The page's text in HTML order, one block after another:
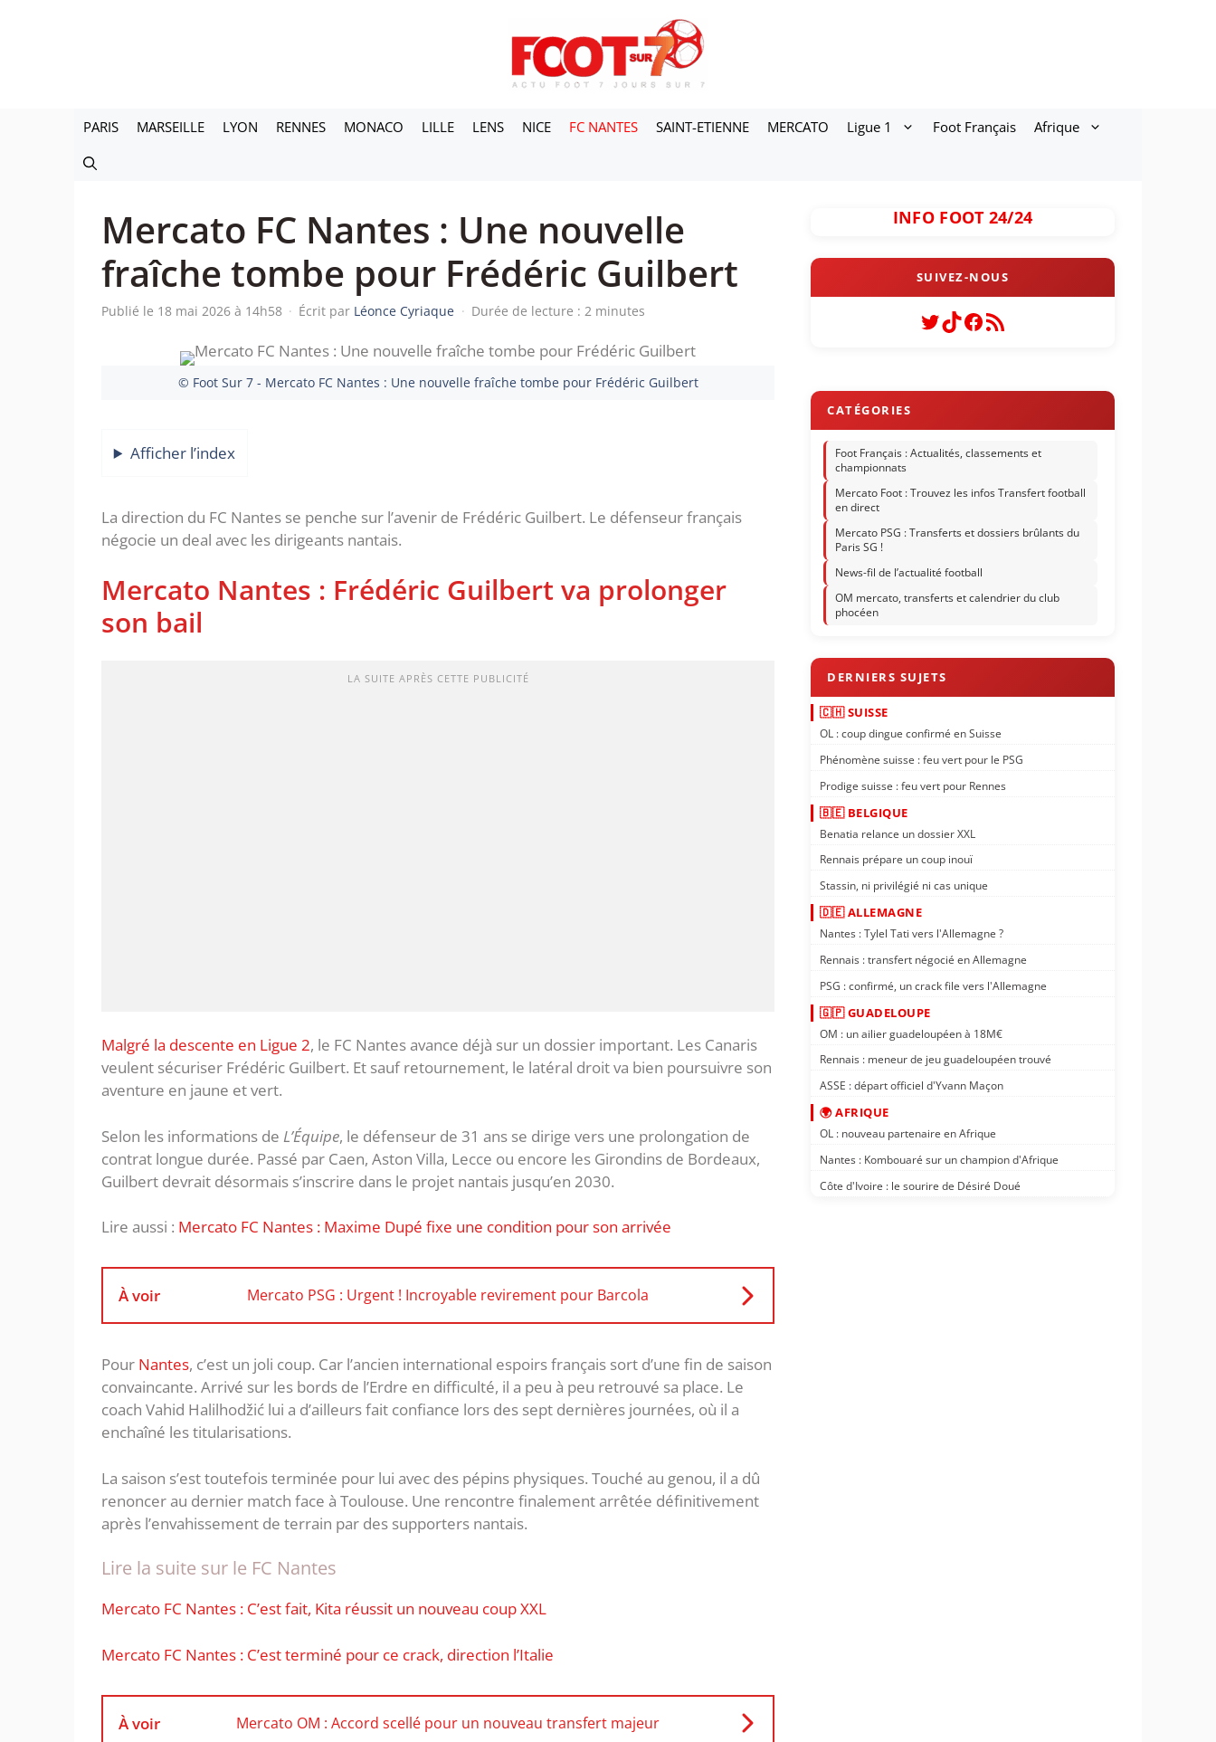
PARIS MARSEILLE LYON RENNES MONACO LILLE LENS NICE FC NANTES SAINT-ETIENNE MERCATO Ligue 1 Foot Français Afrique
Mercato FC Nantes : Une nouvelle
fraîche tombe pour Frédéric Guilbert
Publié le 18 mai 2026 à 14h58 · Écrit par Léonce Cyriaque · Durée de lecture : 2 minutes
© Foot Sur 7 - Mercato FC Nantes : Une nouvelle fraîche tombe pour Frédéric Guilbert
Afficher l’index
La direction du FC Nantes se penche sur l’avenir de Frédéric Guilbert. Le défenseur français
négocie un deal avec les dirigeants nantais.
Mercato Nantes : Frédéric Guilbert va prolonger
son bail
LA SUITE APRÈS CETTE PUBLICITÉ
Malgré la descente en Ligue 2, le FC Nantes avance déjà sur un dossier important. Les Canaris
veulent sécuriser Frédéric Guilbert. Et sauf retournement, le latéral droit va bien poursuivre son
aventure en jaune et vert.
Selon les informations de L’Équipe, le défenseur de 31 ans se dirige vers une prolongation de
contrat longue durée. Passé par Caen, Aston Villa, Lecce ou encore les Girondins de Bordeaux,
Guilbert devrait désormais s’inscrire dans le projet nantais jusqu’en 2030.
Lire aussi : Mercato FC Nantes : Maxime Dupé fixe une condition pour son arrivée
À voir Mercato PSG : Urgent ! Incroyable revirement pour Barcola
Pour Nantes, c’est un joli coup. Car l’ancien international espoirs français sort d’une fin de saison
convaincante. Arrivé sur les bords de l’Erdre en difficulté, il a peu à peu retrouvé sa place. Le
coach Vahid Halilhodžić lui a d’ailleurs fait confiance lors des sept dernières journées, où il a
enchaîné les titularisations.
La saison s’est toutefois terminée pour lui avec des pépins physiques. Touché au genou, il a dû
renoncer au dernier match face à Toulouse. Une rencontre finalement arrêtée définitivement
après l’envahissement de terrain par des supporters nantais.
Lire la suite sur le FC Nantes
Mercato FC Nantes : C’est fait, Kita réussit un nouveau coup XXL
Mercato FC Nantes : C’est terminé pour ce crack, direction l’Italie
À voir Mercato OM : Accord scellé pour un nouveau transfert majeur
INFO FOOT 24/24
Twitter
TikTok
Facebook
Flux RSS
Foot Français : Actualités, classements et
championnats
Mercato Foot : Trouvez les infos Transfert football
en direct
Mercato PSG : Transferts et dossiers brûlants du
Paris SG !
News-fil de l’actualité football
OM mercato, transferts et calendrier du club
phocéen
🇨🇭 SUISSE
OL : coup dingue confirmé en Suisse
Phénomène suisse : feu vert pour le PSG
Prodige suisse : feu vert pour Rennes
🇧🇪 BELGIQUE
Benatia relance un dossier XXL
Rennais prépare un coup inouï
Stassin, ni privilégié ni cas unique
🇩🇪 ALLEMAGNE
Nantes : Tylel Tati vers l'Allemagne ?
Rennais : transfert négocié en Allemagne
PSG : confirmé, un crack file vers l'Allemagne
🇬🇵 GUADELOUPE
OM : un ailier guadeloupéen à 18M€
Rennais : meneur de jeu guadeloupéen trouvé
ASSE : départ officiel d'Yvann Maçon
🌍 AFRIQUE
OL : nouveau partenaire en Afrique
Nantes : Kombouaré sur un champion d'Afrique
Côte d'Ivoire : le sourire de Désiré Doué